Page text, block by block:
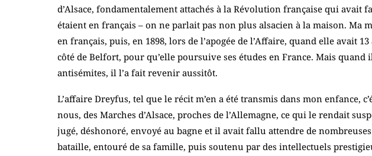
d’Alsace, fondamentalement attachés à la Révolution française qui avait
étaient en français – on ne parlait pas non plus alsacien à la maison. Ma
en français, puis, en 1898, lors de l’apogée de l’Affaire, quand elle avait
côté de Belfort, pour qu’elle poursuive ses études en France. Mais
antisémites, il l’a fait revenir aussitôt.
L’affaire Dreyfus, tel que le récit m’en a été transmis dans mon enfance,
nous, des Marches d’Alsace, proches de l’Allemagne, ce qui le rendait
jugé, déshonoré, envoyé au bagne et il avait fallu attendre de
bataille, entouré de sa famille, puis soutenu par des intellectuels